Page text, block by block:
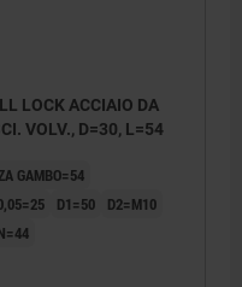
LOCK ACCIAIO DA
VOLV., D=30, L=54
GAMBO=54
D1=50
D2=M10